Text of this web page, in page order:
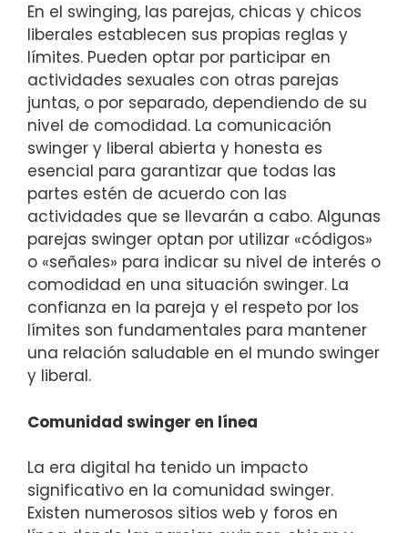
En el swinging, las parejas, chicas y chicos
liberales establecen sus propias reglas y
límites. Pueden optar por participar en
actividades sexuales con otras parejas
juntas, o por separado, dependiendo de su
nivel de comodidad. La comunicación
swinger y liberal abierta y honesta es
esencial para garantizar que todas las
partes estén de acuerdo con las
actividades que se llevarán a cabo. Algunas
parejas swinger optan por utilizar «códigos»
o «señales» para indicar su nivel de interés o
comodidad en una situación swinger. La
confianza en la pareja y el respeto por los
límites son fundamentales para mantener
una relación saludable en el mundo swinger
y liberal.
Comunidad swinger en línea
La era digital ha tenido un impacto
significativo en la comunidad swinger.
Existen numerosos sitios web y foros en